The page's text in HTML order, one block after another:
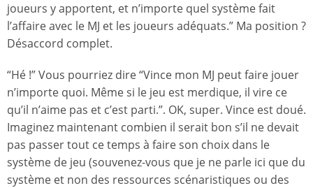
joueurs y apportent, et n’importe quel système fait
l’affaire avec le MJ et les joueurs adéquats.” Ma position ?
Désaccord complet.
“Hé !” Vous pourriez dire “Vince mon MJ peut faire jouer
n’importe quoi. Même si le jeu est merdique, il vire ce
qu’il n’aime pas et c’est parti.”. OK, super. Vince est doué.
Imaginez maintenant combien il serait bon s’il ne devait
pas passer tout ce temps à faire son choix dans le
système de jeu (souvenez-vous que je ne parle ici que du
système et non des ressources scénaristiques ou des